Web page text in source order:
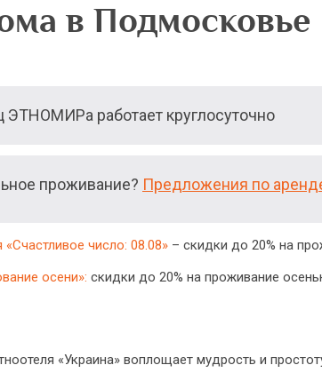
в Подмосковье
ЭТНОМИРа работает круглосуточно
проживание? Предложения по
«Счастливое число: 08.08» – скидки до 20% на
осени»: скидки до 20% на проживание
«Украина» воплощает мудрость и